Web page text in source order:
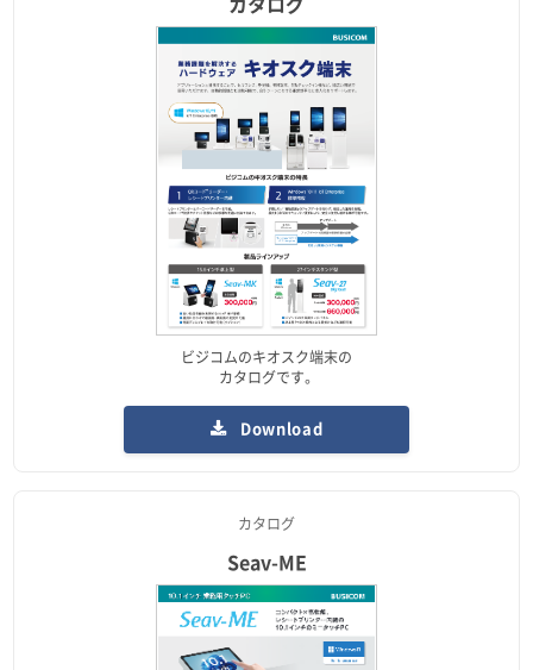
カタログ
ビジコムのキオスク端末の
カタログです。
Download
カタログ
Seav-ME